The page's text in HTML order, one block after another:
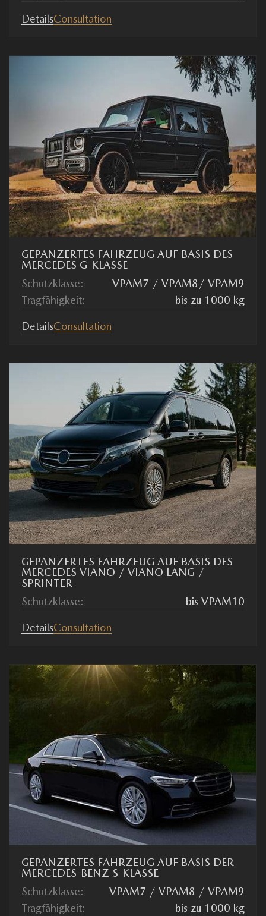
DetailsConsultation
GEPANZERTES FAHRZEUG AUF BASIS DES
MERCEDES G-KLASSE
Schutzklasse:
VPAM7 / VPAM8/ VPAM9
Tragfähigkeit:
bis zu 1000 kg
DetailsConsultation
GEPANZERTES FAHRZEUG AUF BASIS DES
MERCEDES VIANO / VIANO LANG /
SPRINTER
Schutzklasse: bis VPAM10
DetailsConsultation
GEPANZERTES FAHRZEUG AUF BASIS DER
MERCEDES-BENZ S-KLASSE
Schutzklasse:
VPAM7 / VPAM8 / VPAM9
Tragfähigkeit:
bis zu 1000 kg